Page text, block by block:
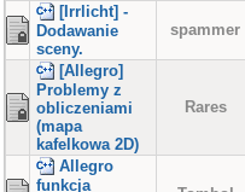
[Irrlicht] -
Dodawanie
sceny.
spammer
[Allegro]
Problemy z
obliczeniami
(mapa
kafelkowa 2D)
Rares
Allegro
funkcja